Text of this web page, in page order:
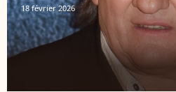
18 février 2026